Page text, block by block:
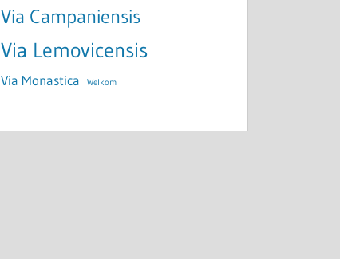
Via Campaniensis
Via Lemovicensis
Via Monastica Welkom